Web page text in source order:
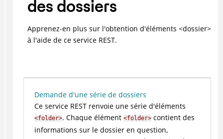
des dossiers
Apprenez-en plus sur l'obtention d'éléments <dossier>
à l'aide de ce service REST.
Demande d'une série de dossiers
Ce service REST renvoie une série d'éléments
<folder>. Chaque élément <folder>contient des
informations sur le dossier en question,